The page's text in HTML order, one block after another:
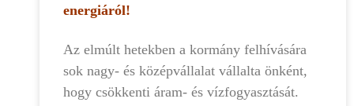
energiáról!
Az elmúlt hetekben a kormány felhívására
sok nagy- és középvállalat vállalta önként,
hogy csökkenti áram- és vízfogyasztását.